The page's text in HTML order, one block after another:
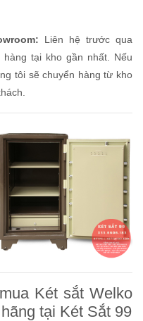
Liên hệ trước qua
tại kho gần nhất. Nếu
tôi sẽ chuyển hàng từ kho
Két sắt Welko
tại Két Sắt 99